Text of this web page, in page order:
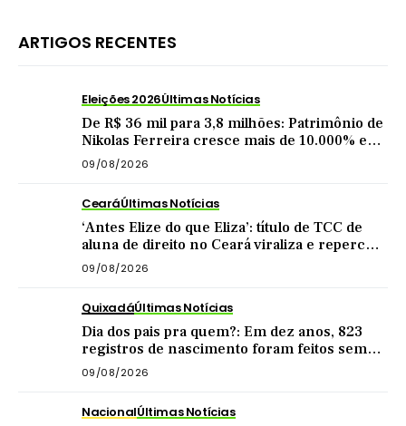
ARTIGOS RECENTES
Eleições 2026Últimas Notícias
De R$ 36 mil para 3,8 milhões: Patrimônio de
Nikolas Ferreira cresce mais de 10.000% em
4 anos como deputado
09/08/2026
CearáÚltimas Notícias
‘Antes Elize do que Eliza’: título de TCC de
aluna de direito no Ceará viraliza e repercute
nas redes
09/08/2026
QuixadáÚltimas Notícias
Dia dos pais pra quem?: Em dez anos, 823
registros de nascimento foram feitos sem
nome do pai em Quixadá
09/08/2026
NacionalÚltimas Notícias